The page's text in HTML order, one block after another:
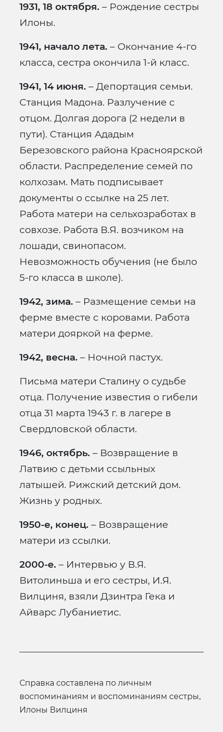
1931, 18 октября. – Рождение сестры
Илоны.
1941, начало лета. – Окончание 4-го
класса, сестра окончила 1-й класс.
1941, 14 июня. – Депортация семьи.
Станция Мадона. Разлучение с
отцом. Долгая дорога (2 недели в
пути). Станция Ададым
Березовского района Красноярской
области. Распределение семей по
колхозам. Мать подписывает
документы о ссылке на 25 лет.
Работа матери на сельхозработах в
совхозе. Работа В.Я. возчиком на
лошади, свинопасом.
Невозможность обучения (не было
5-го класса в школе).
1942, зима. – Размещение семьи на
ферме вместе с коровами. Работа
матери дояркой на ферме.
1942, весна. – Ночной пастух.
Письма матери Сталину о судьбе
отца. Получение известия о гибели
отца 31 марта 1943 г. в лагере в
Свердловской области.
1946, октябрь. – Возвращение в
Латвию с детьми ссыльных
латышей. Рижский детский дом.
Жизнь у родных.
1950-е, конец. – Возвращение
матери из ссылки.
2000-е. – Интервью у В.Я.
Витолиньша и его сестры, И.Я.
Вилциня, взяли Дзинтра Гека и
Айварс Лубаниетис.
справка составлена по личным
воспоминаниям и воспоминаниям сестры,
Илоны Вилциня